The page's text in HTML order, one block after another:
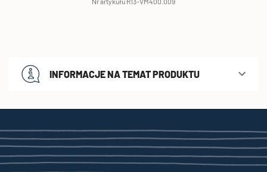
INFORMACJE NA TEMAT PRODUKTU